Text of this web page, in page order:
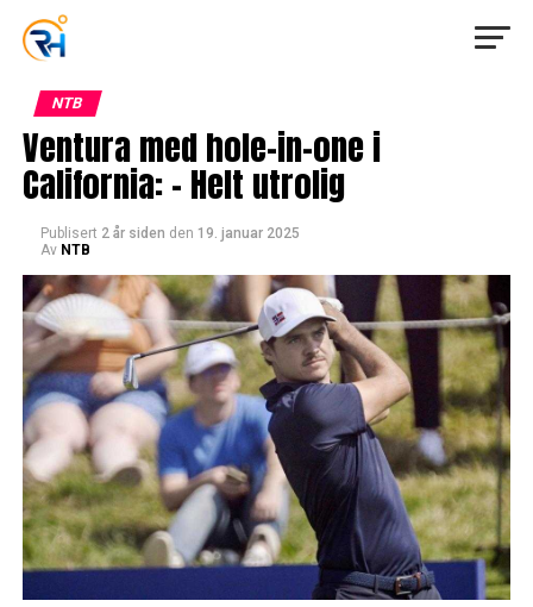
NTB
Ventura med hole-in-one i
California: – Helt utrolig
Publisert 2 år siden den 19. januar 2025
Av NTB